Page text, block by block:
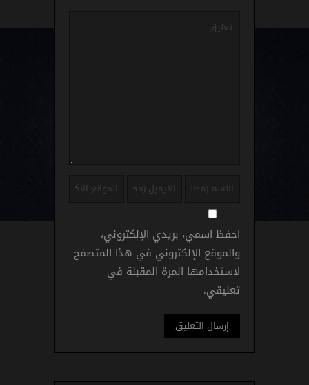
احفظ اسمي، بريدي الإلكتروني،
والموقع الإلكتروني في هذا المتصفح
لاستخدامها المرة المقبلة في
تعليقي.